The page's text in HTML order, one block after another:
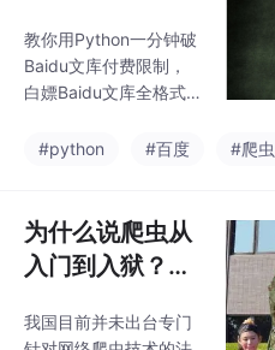
白嫖Baidu文库
全格式内容
教你用Python一分钟破
Baidu文库付费限制，
白嫖Baidu文库全格式
#python
#百度 #爬虫
为什么说爬虫从
入门到入狱？作
师，应该坚守底
我国目前并未出台专门